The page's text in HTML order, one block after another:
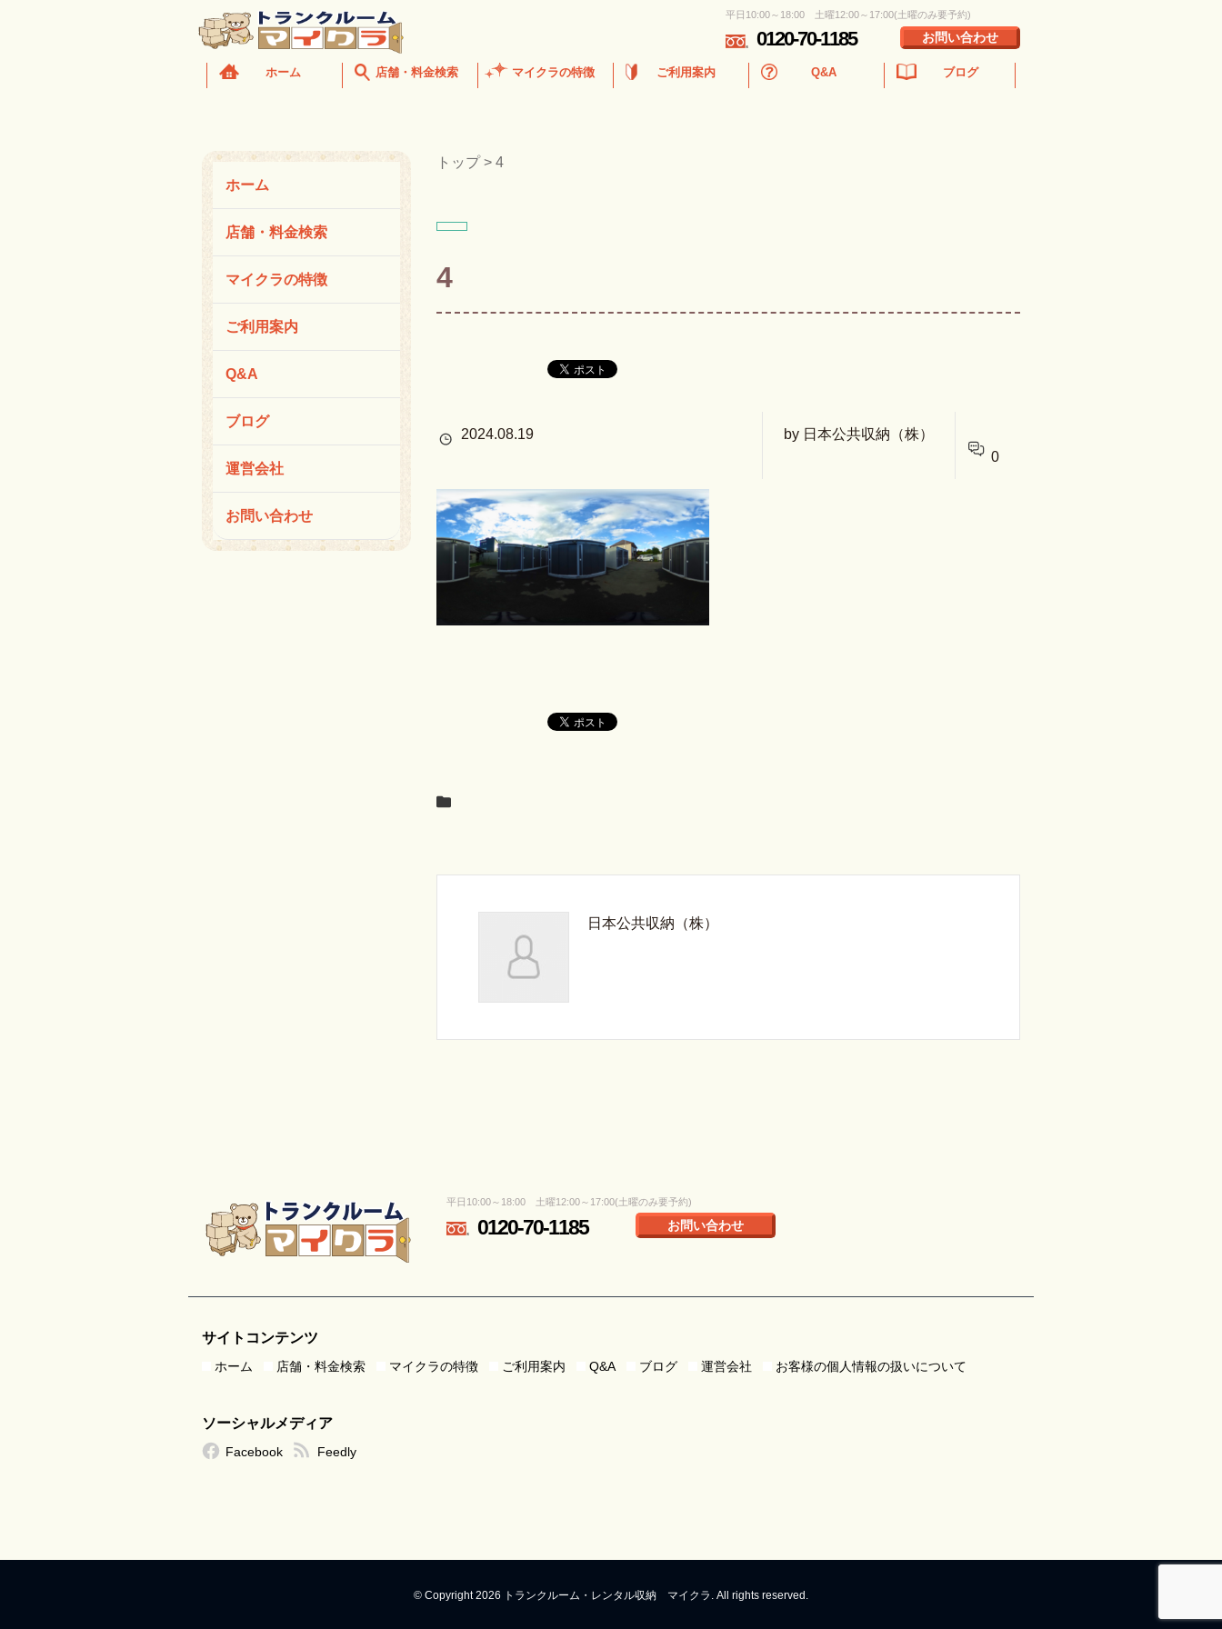
平日10:00～18:00 土曜12:00～17:00(土曜のみ要予約)
0120-70-1185 お問い合わせ
ホーム 店舗・料金検索 マイクラの特徴 ご利用案内 Q&A ブログ
トップ> 4
4
2024.08.19
by 日本公共収納（株）
0
日本公共収納（株）
ホーム
店舗・料金検索
マイクラの特徴
ご利用案内
Q&A
ブログ
運営会社
お問い合わせ
平日10:00～18:00 土曜12:00～17:00(土曜のみ要予約)
0120-70-1185 お問い合わせ
サイトコンテンツ
ホーム 店舗・料金検索 マイクラの特徴 ご利用案内 Q&A ブログ 運営会社 お客様の個人情報の扱いについて
ソーシャルメディア
Facebook Feedly
© Copyright 2026 トランクルーム・レンタル収納 マイクラ. All rights reserved.